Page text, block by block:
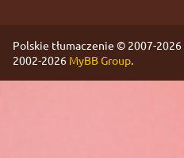
Polskie tłumaczenie © 2007-2026
2002-2026 MyBB Group.